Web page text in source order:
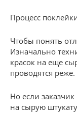
Процесс
Чтобы понять
Изначально
красок на еще
проводятся реже.
Но если
на сырую